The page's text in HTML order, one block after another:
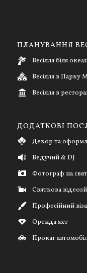
ПЛАНУВАННЯ
Весілля біля
Весілля в Парку
Весілля в
ДОДАТКОВІ
Декор та
Ведучий & DJ
Фотограф на
Святкова
Професійний
Оренда яхт
Прокат